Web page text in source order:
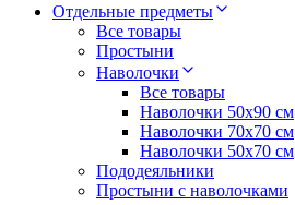
Отдельные предметы
Все товары
Простыни
Наволочки
Все товары
Наволочки 50x90 см
Наволочки 70x70 cм
Наволочки 50х70 см
Пододеяльники
Простыни с наволочками